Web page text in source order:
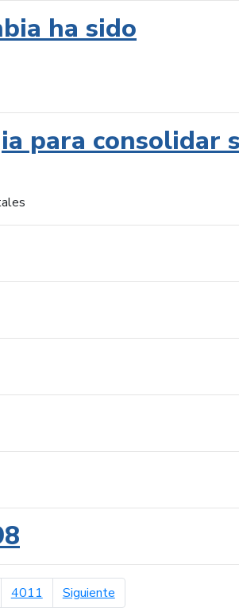
ha sido
para consolidar
4011 Siguientepágina siguiente